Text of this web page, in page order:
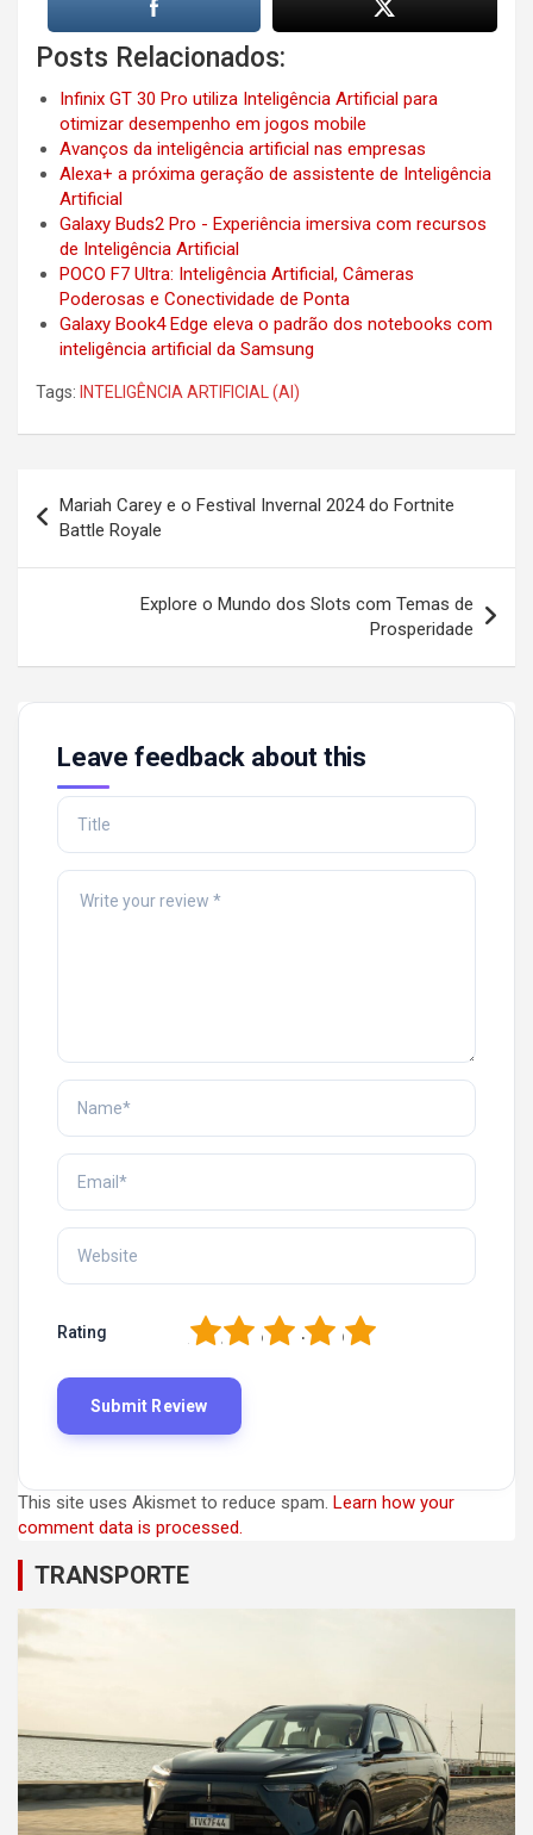
Posts Relacionados:
Infinix GT 30 Pro utiliza Inteligência Artificial para
otimizar desempenho em jogos mobile
Avanços da inteligência artificial nas empresas
Alexa+ a próxima geração de assistente de Inteligência
Artificial
Galaxy Buds2 Pro - Experiência imersiva com recursos
de Inteligência Artificial
POCO F7 Ultra: Inteligência Artificial, Câmeras
Poderosas e Conectividade de Ponta
Galaxy Book4 Edge eleva o padrão dos notebooks com
inteligência artificial da Samsung
Tags: INTELIGÊNCIA ARTIFICIAL (AI)
navigation
Mariah Carey e o Festival Invernal 2024 do Fortnite
Battle Royale
Explore o Mundo dos Slots com Temas de
Prosperidade
Leave feedback about this
Rating 5
4
3
2
This site uses Akismet to reduce spam. Learn how your
comment data is processed.
TRANSPORTE